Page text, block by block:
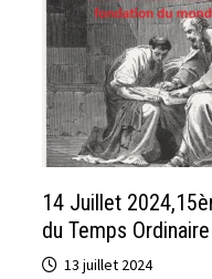
14 Juillet
du Temps Ordinaire
13 juillet 2024